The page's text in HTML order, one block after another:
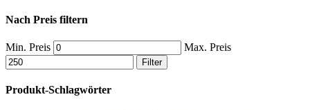
Nach Preis filtern
Min. Preis Max. Preis
Filter
Produkt-Schlagwörter